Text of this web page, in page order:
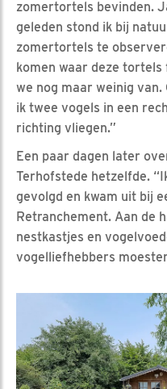
zomertortels bevinden.
geleden stond ik bij
zomertortels te
komen waar deze
we nog maar weinig van.
ik twee vogels in een
richting vliegen.”
Een paar dagen later
Terhofstede hetzelfde.
gevolgd en kwam uit bij
Retranchement. Aan de
nestkastjes en
vogelliefhebbers